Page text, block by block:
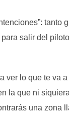
salir del
ver lo que te va
la que ni
una zona